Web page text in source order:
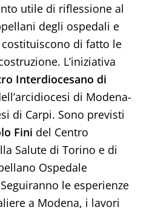
utile di riflessione al
degli ospedali e
di fatto le
L’iniziativa
Interdiocesano di
di Modena-
di Carpi. Sono previsti
Fini del Centro
Salute di Torino e di
Ospedale
le esperienze
a Modena, i lavori